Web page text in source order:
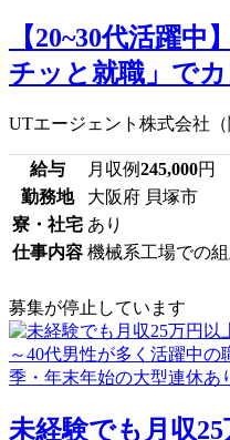
【20~30代活躍
チッと就職」で
UTエージェント株式会社（
給与 月収例245,000円
勤務地
大阪府 貝塚市
寮・社宅 あり
仕事内容 機械系工場での
募集が停止しています
未経験でも月収